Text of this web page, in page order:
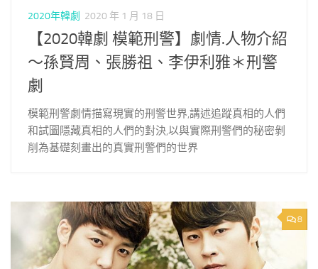
2020年韓劇 2020 年 1 月 18 日
【2020韓劇 模範刑警】劇情.人物介紹
～孫賢周、張勝祖、李伊利雅＊刑警
劇
模範刑警劇情描寫現實的刑警世界,講述追蹤真相的人們
和試圖隱藏真相的人們的對決,以與實際刑警們的秘密剝
削為基礎刻畫出的真實刑警們的世界
8